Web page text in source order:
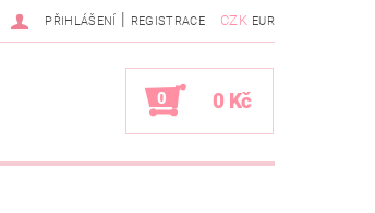
CZK EUR
PŘIHLÁŠENÍ | REGISTRACE
0 0 Kč